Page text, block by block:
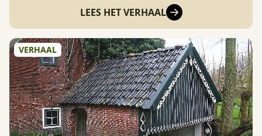
LEES HET VERHAAL
VERHAAL